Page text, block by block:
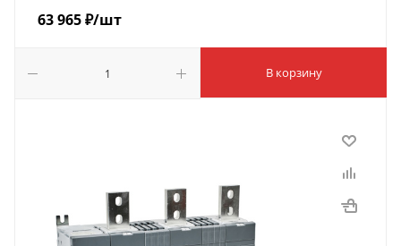
63 965₽/шт
В корзину